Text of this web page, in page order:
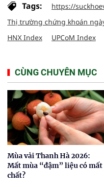
Tags:
https://
Thị trường chứng khoán
HNX Index
UPCoM Index
CÙNG CHUYÊN MỤC
Mùa vải Thanh Hà 2026:
Mất mùa “đậm” liệu có mất
chất?